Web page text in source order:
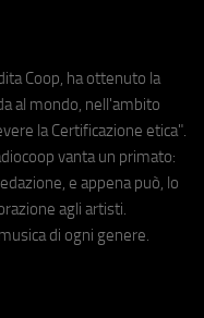
Coop, ha ottenuto la
al mondo, nell'ambito
la Certificazione etica".
vanta un primato:
e appena può, lo
agli artisti.
di ogni genere.